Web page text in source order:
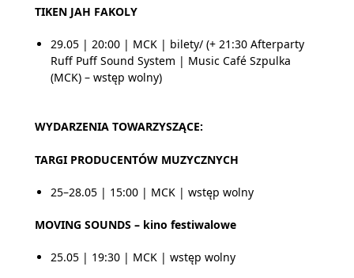
TIKEN JAH FAKOLY
29.05 | 20:00 | MCK | bilety/ (+ 21:30 Afterparty
Ruff Puff Sound System | Music Café Szpulka
(MCK) – wstęp wolny)
WYDARZENIA TOWARZYSZĄCE:
TARGI PRODUCENTÓW MUZYCZNYCH
25–28.05 | 15:00 | MCK | wstęp wolny
MOVING SOUNDS – kino festiwalowe
25.05 | 19:30 | MCK | wstęp wolny